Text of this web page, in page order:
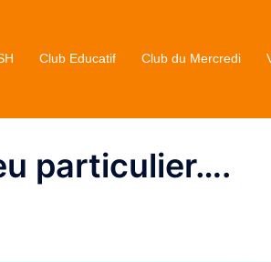
Club Educatif Club du Mercredi
particulier….